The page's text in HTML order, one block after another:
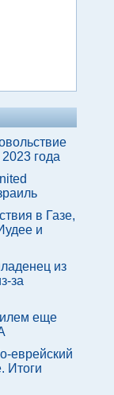
года
в Газе,
и
из
за
еще
еврейский
Итоги